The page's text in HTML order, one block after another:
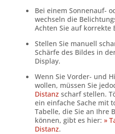
Bei einem Sonnenauf-
wechseln die
Achten Sie auf korrekte
Stellen Sie manuell
Schärfe des Bildes in
Display.
Wenn Sie Vorder- und
wollen, müssen Sie
Distanz scharf stellen.
ein einfache Sache mit
Tabelle, die Sie an Ihre
können, gibt es hier: »
Distanz.